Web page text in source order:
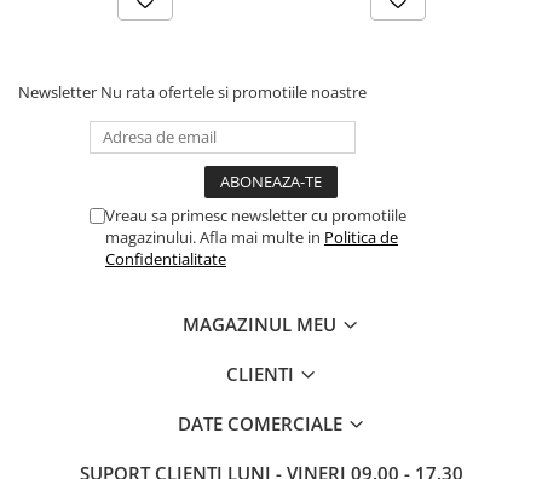
Newsletter Nu rata ofertele si promotiile noastre
Vreau sa primesc newsletter cu promotiile
magazinului. Afla mai multe in Politica de
Confidentialitate
MAGAZINUL MEU
CLIENTI
DATE COMERCIALE
SUPORT CLIENTI LUNI - VINERI 09.00 - 17.30